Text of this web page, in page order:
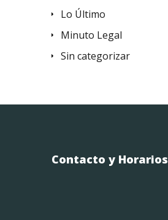
Lo Último
Minuto Legal
Sin categorizar
Contacto y Horarios